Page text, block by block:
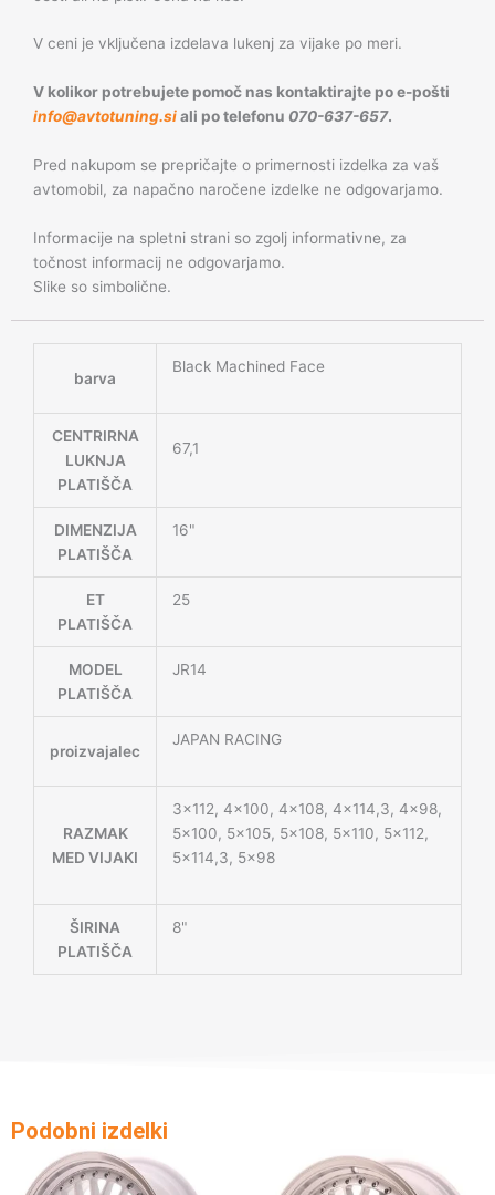
V ceni je vključena izdelava lukenj za vijake po meri.
V kolikor potrebujete pomoč nas kontaktirajte po e-pošti
info@avtotuning.siali po telefonu 070-637-657.
Pred nakupom se prepričajte o primernosti izdelka za vaš
avtomobil, za napačno naročene izdelke ne odgovarjamo.
Informacije na spletni strani so zgolj informativne, za
točnost informacij ne odgovarjamo.
Slike so simbolične.
barva
Black Machined Face
CENTRIRNA
LUKNJA
PLATIŠČA
67,1
DIMENZIJA
PLATIŠČA
16"
ET
PLATIŠČA
25
MODEL
PLATIŠČA
JR14
proizvajalec
JAPAN RACING
RAZMAK
MED VIJAKI
3×112, 4×100, 4×108, 4×114,3, 4×98,
5×100, 5×105, 5×108, 5×110, 5×112,
5×114,3, 5×98
ŠIRINA
PLATIŠČA
8"
Podobni izdelki